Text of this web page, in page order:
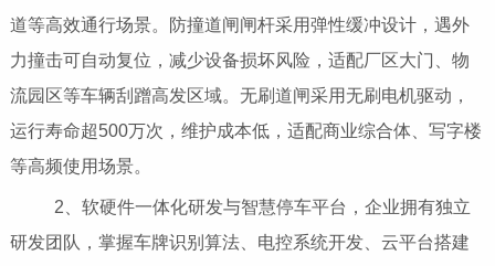
道等高效通行场景。防撞道闸闸杆采用弹性缓冲设计，遇外
力撞击可自动复位，减少设备损坏风险，适配厂区大门、物
流园区等车辆刮蹭高发区域。无刷道闸采用无刷电机驱动，
运行寿命超500万次，维护成本低，适配商业综合体、写字楼
等高频使用场景。
2、软硬件一体化研发与智慧停车平台，企业拥有独立
研发团队，掌握车牌识别算法、电控系统开发、云平台搭建